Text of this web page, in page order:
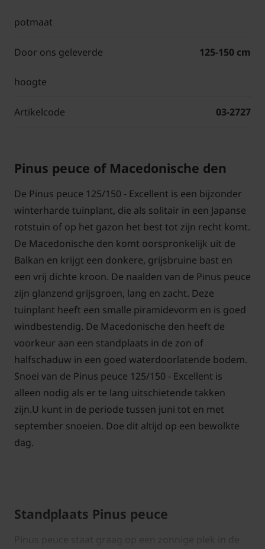
potmaat
Door ons geleverde
hoogte
125-150 cm
Artikelcode 03-2727
Pinus peuce of Macedonische den
De Pinus peuce 125/150 - Excellent is een bijzonder
winterharde tuinplant, die als solitair in een Japanse
rotstuin of op het gazon het best tot zijn recht komt.
De Macedonische den komt oorspronkelijk uit de
Balkan en krijgt een donkere, grijsbruine bast en
een vrij dichte kroon. De naalden van de Pinus peuce
zijn glanzend grijsgroen, lang en zacht. Deze
tuinplant heeft een smalle piramidevorm en is goed
windbestendig. De Macedonische den heeft de
voorkeur aan een standplaats in de zon of
halfschaduw in een goed waterdoorlatende bodem.
Snoei van de Pinus peuce 125/150 - Excellent is
alleen nodig als er te lang uitschietende takken
zijn.U kunt in de periode tussen juni tot en met
september snoeien. Doe dit altijd op een bewolkte
dag.
Standplaats Pinus peuce